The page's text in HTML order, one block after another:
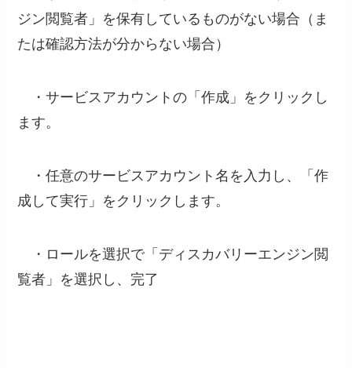
ジン閲覧者」を保有しているものがない場合（ま
たは確認方法が分からない場合）
・サービスアカウントの「作成」をクリックし
ます。
・任意のサービスアカウント名を入力し、「作
成して実行」をクリックします。
・ロールを選択で「ディスカバリーエンジン閲
覧者」を選択し、完了